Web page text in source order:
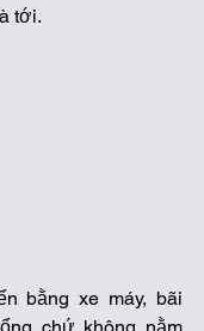
tới.
bằng xe máy, bãi